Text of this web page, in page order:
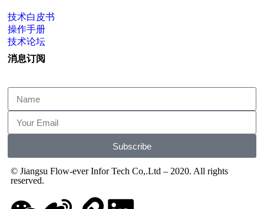
技术白皮书
操作手册
技术论坛
消息订阅
Subscribe
© Jiangsu Flow-ever Infor Tech Co,.Ltd – 2020. All rights
reserved.